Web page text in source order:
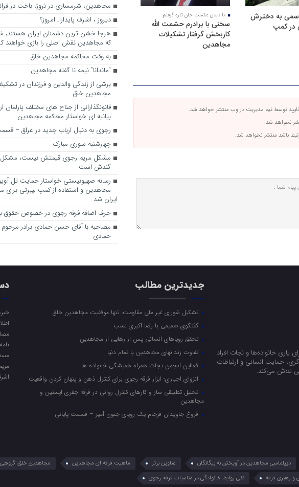
به دخترش
در کمپ
با دیدن عکست جان تازه گرفتم
سخنی با برادرم حشمت الله
کاربخش گرفتار تشکیلات
مجاهدین
توسط تیم مدیریت در وب منتشر خواهد شد.
نخواهد شد.
باشد منتشر نخواهد شد.
مجاهدین، شرم‎ساری در نروژ، باخت در فرانسه
ديروز ، اشرف پايدار!…امروز؟
که مجاهدین نقش اصلی را بازی خواهند
به وقت محاکمه مجاهدین خلق
“ماندانا” نیمه نا گفته مجاهدین
برشی از زندگی والدین و فرزندان در
مجاهدین خلق
قانونگذارانی از جناح های مختلف پارلمان
بیانیه ای خواستار محاکمه مجاهدین
رجوی به دنبال ارباب جدید در عراق –
چهارشنبه سوری مبارک
مشکل مریم رجوی قیمتش نیست،
گندش است
رسانه صهیونیستی خواستار حمایت تل
مجاهدین و استفاده از کمپ لیبرتی برای
ایران شد
حرف اضافه فرقه رجوی در خصوص حقوق
مصاحبه با آقای حسن حمادی برادر
حمادی
خانواده‌ها و نجات افراد
حمایت انسانی و ارتباطات
تلاش می‌کند.
جدیدترین مطالب
تشکیل شورای غیر ملی مقاومت، تنها موفقیت مجاهدین خلق
گفتگوی صمیمی با رضا اکبری نسب
تحقق رویاهای انسانی پس از رهایی از مجاهدین
تفاوت زندانهای مجاهدین با تمام دنیا
فعالین انجمن نجات همراه همیشگی خانواده ها
انزوای اجباری؛ ابزار فرقه رجوی برای کنترل ذهن و پنهان کردن واقعیت
تحلیل تطبیقی ساز و کارهای کنترل روانی در فرقه جفری اپستین و
مجاهدین
فروغ جاویدان فرجام یک رویای جنون آمیز – قسمت پایانی
دیپلماسی مجاهدین در آویختن به بیگانگان عناوین برتر ماهیت فرقه ای مجاهدین مجاهدین خلق؛
و رهبری فرقه نفی روابط خانوادگی در مناسبات فرقه رجوی